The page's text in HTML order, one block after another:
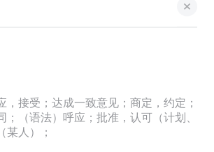
，接受；达成一致意见；商定，约定；
；（语法）呼应；批准，认可（计划、
某人）；